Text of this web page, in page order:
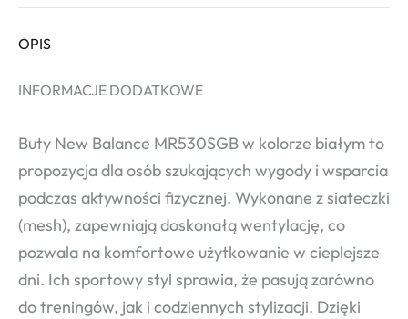
OPIS
INFORMACJE DODATKOWE
Buty New Balance MR530SGB w kolorze białym to
propozycja dla osób szukających wygody i wsparcia
podczas aktywności fizycznej. Wykonane z siateczki
(mesh), zapewniają doskonałą wentylację, co
pozwala na komfortowe użytkowanie w cieplejsze
dni. Ich sportowy styl sprawia, że pasują zarówno
do treningów, jak i codziennych stylizacji. Dzięki